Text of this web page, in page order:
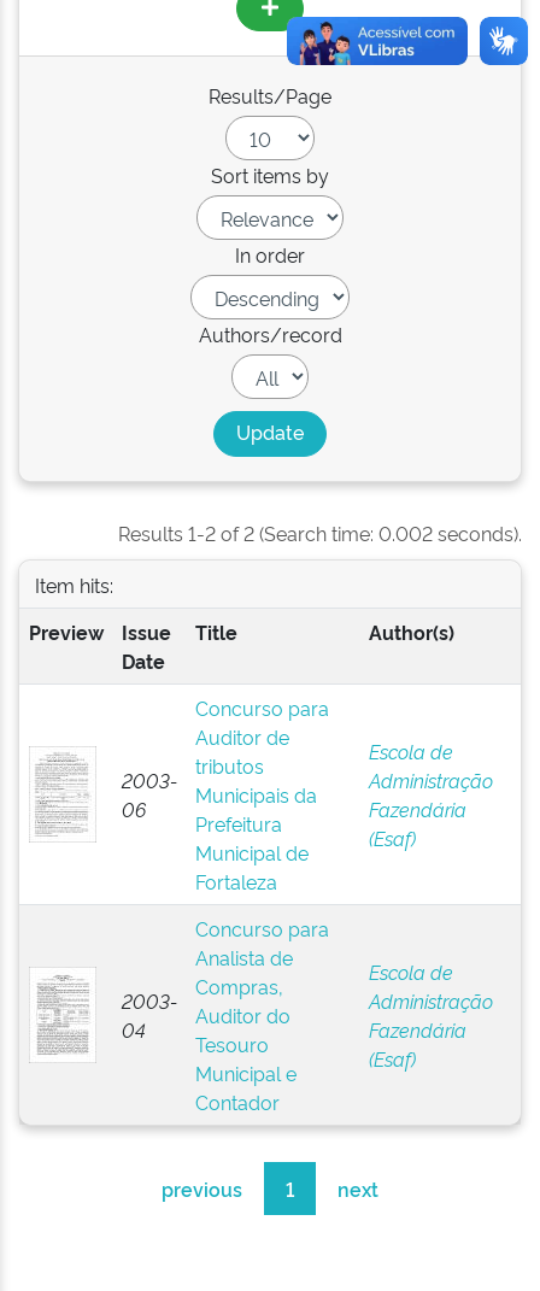
Results/Page
Sort items by
In order
Authors/record
Results 1-2 of 2 (Search time: 0.002 seconds).
Item hits:
Preview
Issue
Date
Title Author(s)
2003-
06
Concurso para
Auditor de
tributos
Municipais da
Prefeitura
Municipal de
Fortaleza
Escola de
Administração
Fazendária
(Esaf)
2003-
04
Concurso para
Analista de
Compras,
Auditor do
Tesouro
Municipal e
Contador
Escola de
Administração
Fazendária
(Esaf)
previous 1 next